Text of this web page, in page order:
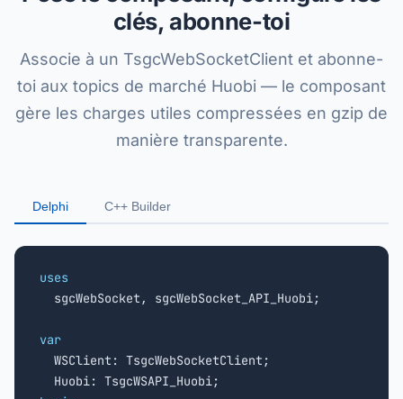
clés, abonne-toi
Associe à un TsgcWebSocketClient et abonne-
toi aux topics de marché Huobi — le composant
gère les charges utiles compressées en gzip de
manière transparente.
Delphi C++ Builder
uses
sgcWebSocket, sgcWebSocket_API_Huobi;
var
WSClient: TsgcWebSocketClient;